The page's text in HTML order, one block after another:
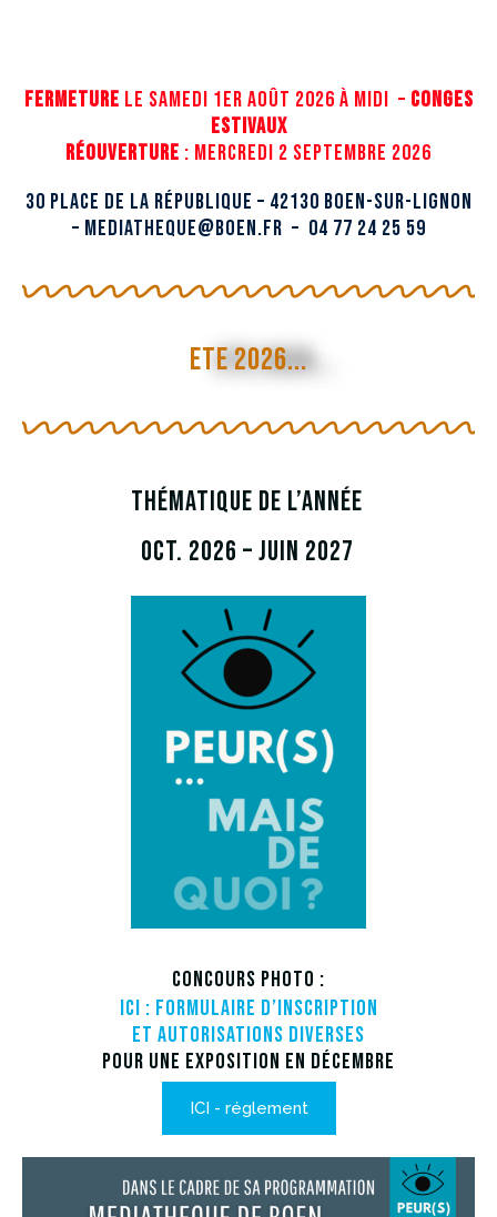
Fermeture le samedi 1er août 2026 à MIDI – CONGES
ESTIVAUX
Réouverture : mercredi 2 septembre 2026
30 Place de la République – 42130 BOEN-SUR-LIGNON
– mediatheque@boen.fr – 04 77 24 25 59
ETE 2026...
Thématique de l’année
oct. 2026 – juin 2027
concours photo :
ICI : Formulaire d’inscription
et autorisations diverses
pour une exposition en décembre
ICI - réglement